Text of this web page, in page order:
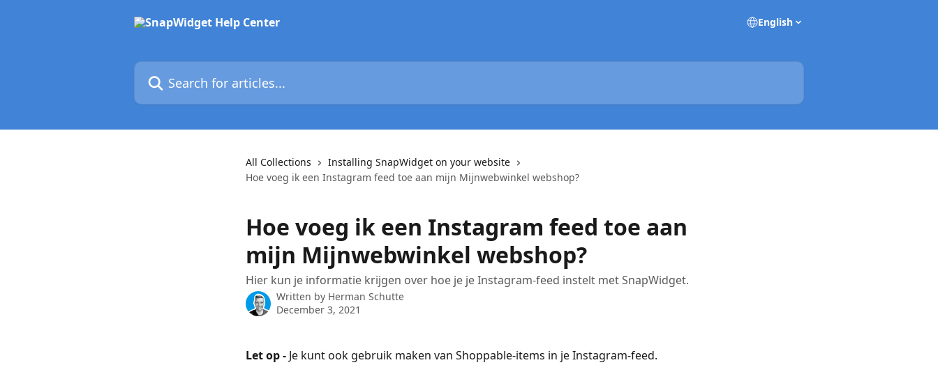
English
Search for articles...
All Collections
Installing SnapWidget on your website
Hoe voeg ik een Instagram feed toe aan mijn Mijnwebwinkel webshop?
Hoe voeg ik een Instagram feed toe aan
mijn Mijnwebwinkel webshop?
Hier kun je informatie krijgen over hoe je je Instagram-feed instelt met SnapWidget.
Written by Herman Schutte
December 3, 2021
Let op - Je kunt ook gebruik maken van Shoppable-items in je Instagram-feed.